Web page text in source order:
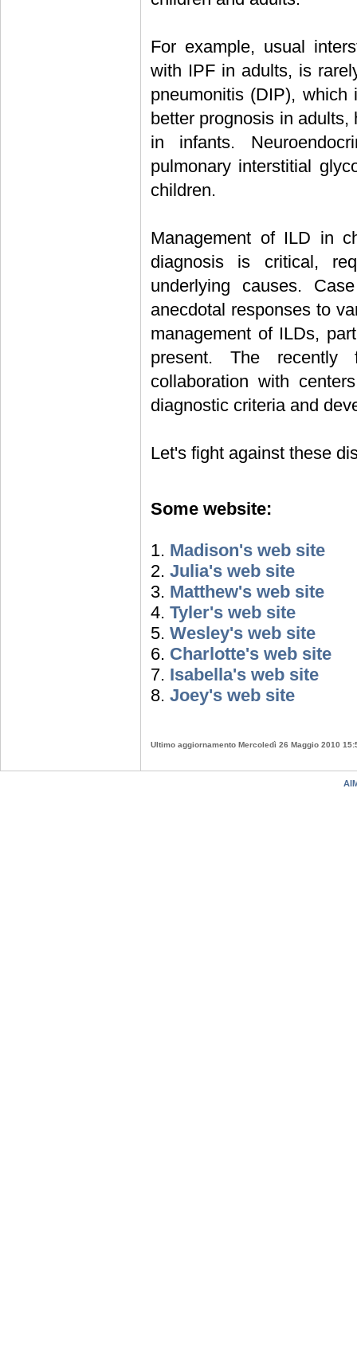
For example, usual
with IPF in adults, is
pneumonitis (DIP),
better prognosis in
in infants.
pulmonary interstitial
children.
Management of ILD in
diagnosis is critical,
underlying causes.
anecdotal responses to
management of ILDs,
present. The recently
collaboration with
diagnostic criteria and
Let's fight against these
Some website:
1. Madison's web site
2. Julia's web site
3. Matthew's web site
4. Tyler's web site
5. Wesley's web site
6. Charlotte's web site
7. Isabella's web site
8. Joey's web site
Ultimo aggiornamento Mercoledì 26 Maggio 2010